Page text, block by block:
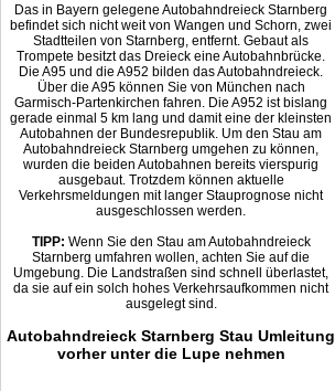
Das in Bayern gelegene Autobahndreieck Starnberg
befindet sich nicht weit von Wangen und Schorn, zwei
Stadtteilen von Starnberg, entfernt. Gebaut als
Trompete besitzt das Dreieck eine Autobahnbrücke.
Die A95 und die A952 bilden das Autobahndreieck.
Über die A95 können Sie von München nach
Garmisch-Partenkirchen fahren. Die A952 ist bislang
gerade einmal 5 km lang und damit eine der kleinsten
Autobahnen der Bundesrepublik. Um den Stau am
Autobahndreieck Starnberg umgehen zu können,
wurden die beiden Autobahnen bereits vierspurig
ausgebaut. Trotzdem können aktuelle
Verkehrsmeldungen mit langer Stauprognose nicht
ausgeschlossen werden.
TIPP: Wenn Sie den Stau am Autobahndreieck
Starnberg umfahren wollen, achten Sie auf die
Umgebung. Die Landstraßen sind schnell überlastet,
da sie auf ein solch hohes Verkehrsaufkommen nicht
ausgelegt sind.
Autobahndreieck Starnberg Stau Umleitung
vorher unter die Lupe nehmen